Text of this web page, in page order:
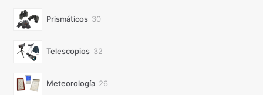
Prismáticos 3030
Telescopios 3232
Meteorología 2626